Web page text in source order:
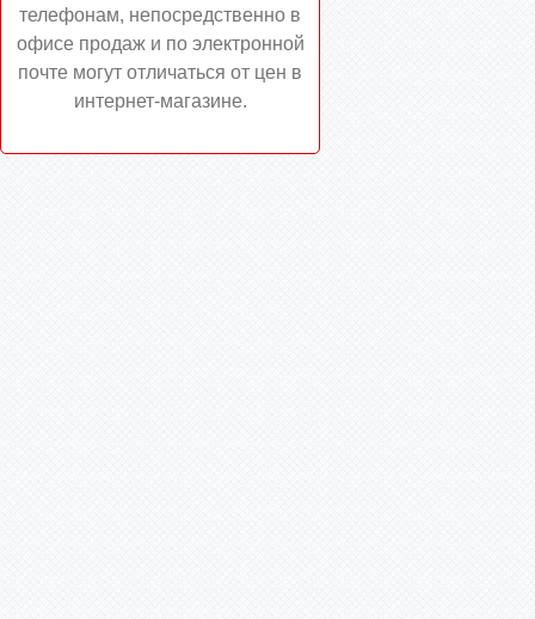
телефонам, непосредственно в
офисе продаж и по электронной
почте могут отличаться от цен в
интернет-магазине.